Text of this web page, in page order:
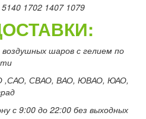
1702 1407 1079
шаров с гелием по
,САО, СВАО, ВАО, ЮВАО, ЮАО,
с 9:00 до 22:00 без выходных